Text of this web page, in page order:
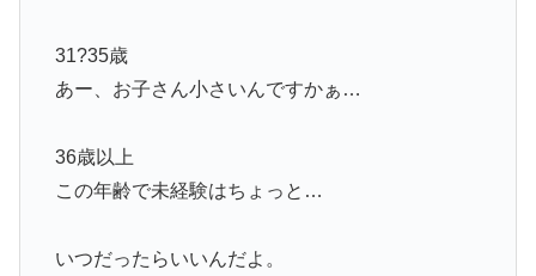
31?35歳
あー、お子さん小さいんですかぁ…
36歳以上
この年齢で未経験はちょっと…
いつだったらいいんだよ。